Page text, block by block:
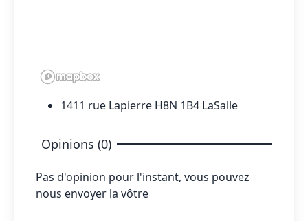
1411 rue Lapierre H8N 1B4 LaSalle
Opinions (0)
Pas d'opinion pour l'instant, vous pouvez
nous envoyer la vôtre